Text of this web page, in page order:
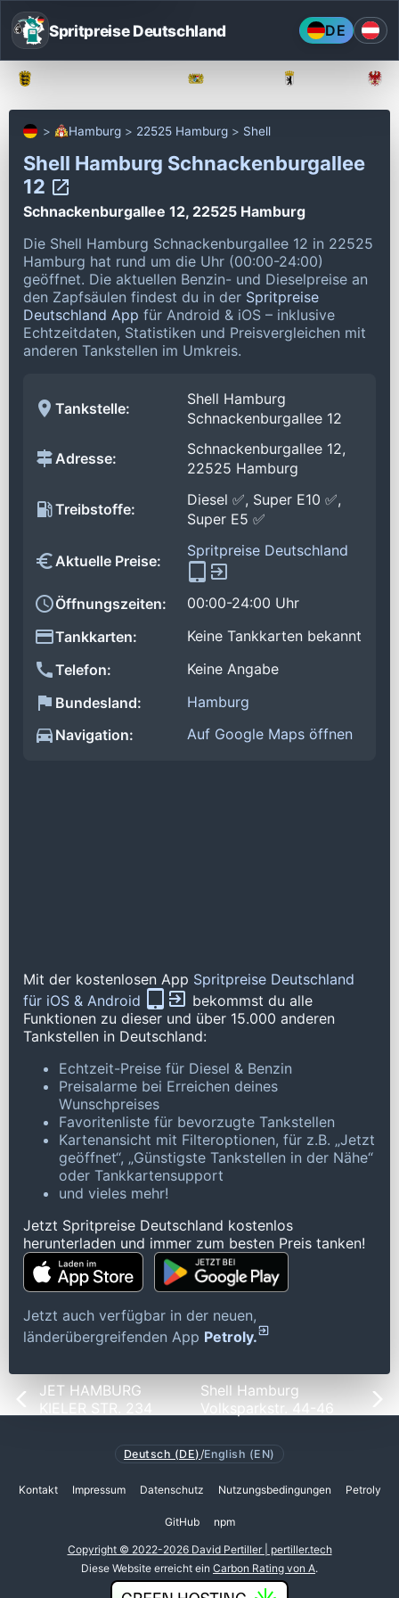
Spritpreise Deutschland DE
Hamburg 22525 Hamburg Shell
Shell Hamburg Schnackenburgallee
12
Schnackenburgallee 12, 22525 Hamburg
Die Shell Hamburg Schnackenburgallee 12 in 22525
Hamburg hat rund um die Uhr (00:00-24:00)
geöffnet. Die aktuellen Benzin- und Dieselpreise an
den Zapfsäulen findest du in der Spritpreise
Deutschland App für Android & iOS – inklusive
Echtzeitdaten, Statistiken und Preisvergleichen mit
anderen Tankstellen im Umkreis.
Tankstelle:
Shell Hamburg
Schnackenburgallee 12
Adresse:
Schnackenburgallee 12,
22525 Hamburg
Treibstoffe:
Diesel ✅, Super E10 ✅,
Super E5 ✅
Aktuelle Preise:
Spritpreise Deutschland
Öffnungszeiten:
00:00-24:00 Uhr
Tankkarten:
Keine Tankkarten bekannt
Telefon:
Keine Angabe
Bundesland:
Hamburg
Navigation:
Auf Google Maps öffnen
Mit der kostenlosen App Spritpreise Deutschland
für iOS & Android
bekommst du alle
Funktionen zu dieser und über 15.000 anderen
Tankstellen in Deutschland:
Echtzeit-Preise für Diesel & Benzin
Preisalarme bei Erreichen deines
Wunschpreises
Favoritenliste für bevorzugte Tankstellen
Kartenansicht mit Filteroptionen, für z.B. „Jetzt
geöffnet“, „Günstigste Tankstellen in der Nähe“
oder Tankkartensupport
und vieles mehr!
Jetzt Spritpreise Deutschland kostenlos
herunterladen und immer zum besten Preis tanken!
Jetzt auch verfügbar in der neuen,
länderübergreifenden App Petroly.
JET HAMBURG
KIELER STR. 234
Shell Hamburg
Volksparkstr. 44-46
Deutsch (DE) /English (EN)
Kontakt Impressum Datenschutz Nutzungsbedingungen Petroly
GitHub npm
Copyright © 2022-2026 David Pertiller | pertiller.tech
Diese Website erreicht ein Carbon Rating von A.